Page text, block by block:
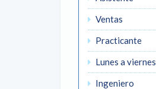
Ventas
Practicante
Lunes a viernes
Ingeniero